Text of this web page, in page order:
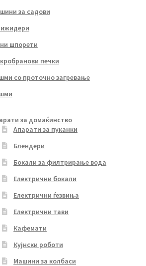
за садови
шпорети
печки
со проточно загревање
за домаќинство
Апарати за пуканки
Блендери
Бокали за филтрирање вода
Електрични бокали
Електрични ѓезвиња
Електрични тави
Кафемати
Кујнски роботи
Машини за колбаси